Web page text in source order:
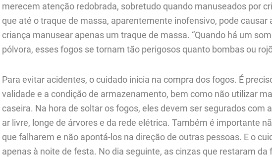
merecem atenção redobrada, sobretudo quando manuseados por
que até o traque de massa, aparentemente inofensivo, pode causar
criança manusear apenas um traque de massa. “Quando há um
pólvora, esses fogos se tornam tão perigosos quanto bombas ou
Para evitar acidentes, o cuidado inicia na compra dos fogos. É
validade e a condição de armazenamento, bem como não utilizar
caseira. Na hora de soltar os fogos, eles devem ser segurados com
ar livre, longe de árvores e da rede elétrica. Também é importante
que falharem e não apontá-los na direção de outras pessoas. E o
apenas à noite de festa. No dia seguinte, as cinzas que restaram da